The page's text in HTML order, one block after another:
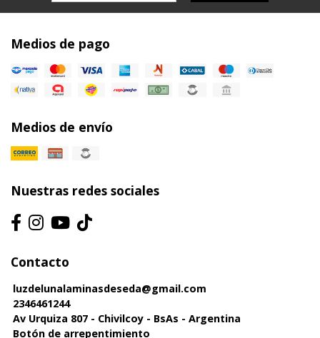
Medios de pago
Medios de envío
Nuestras redes sociales
Contacto
luzdelunalaminasdeseda@gmail.com
2346461244
Av Urquiza 807 - Chivilcoy - BsAs - Argentina
Botón de arrepentimiento